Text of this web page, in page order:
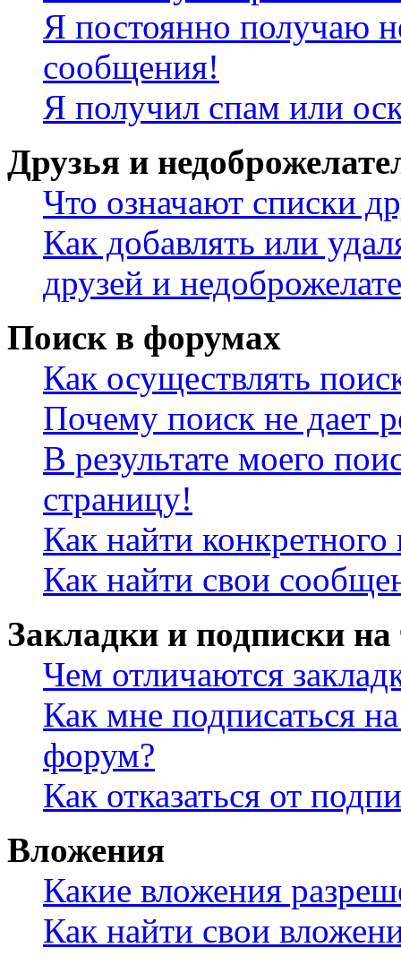
Я постоянно получаю
сообщения!
Я получил спам или
Друзья и
Что означают списки
Как добавлять или
друзей и
Поиск в форумах
Как осуществлять
Почему поиск не дает
В результате моего
страницу!
Как найти конкретного
Как найти свои
Закладки и подписки
Чем отличаются
Как мне подписаться
форум?
Как отказаться от
Вложения
Какие вложения
Как найти свои